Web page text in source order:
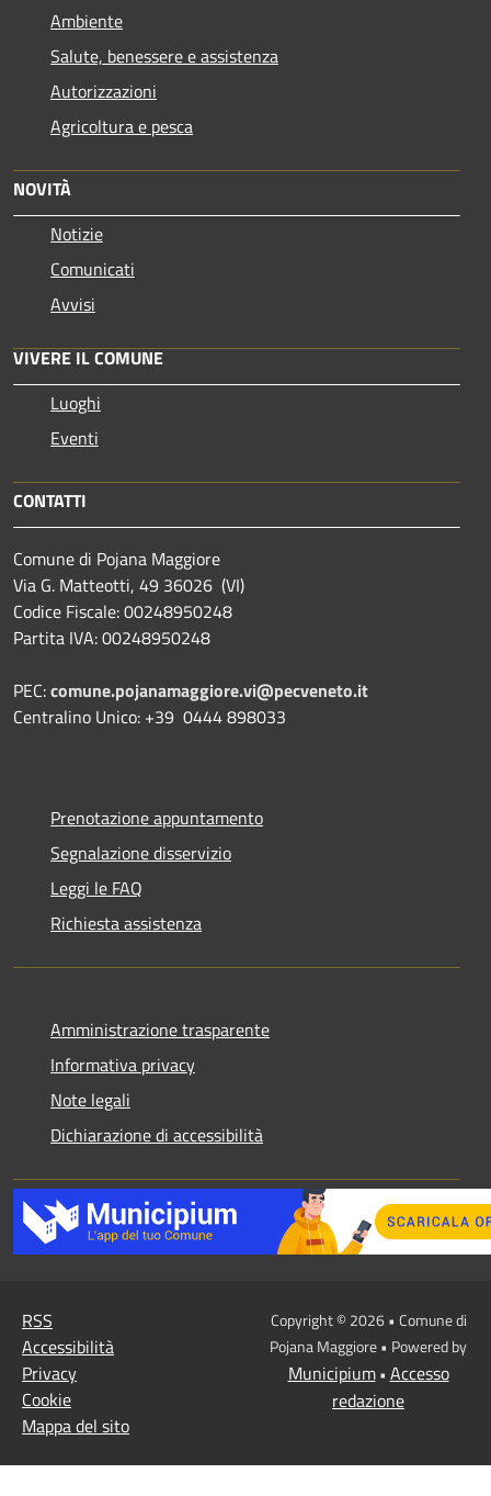
Ambiente
Salute, benessere e assistenza
Autorizzazioni
Agricoltura e pesca
NOVITÀ
Notizie
Comunicati
Avvisi
VIVERE IL COMUNE
Luoghi
Eventi
CONTATTI
Comune di Pojana Maggiore
Via G. Matteotti, 49 36026 (VI)
Codice Fiscale: 00248950248
Partita IVA: 00248950248
PEC:comune.pojanamaggiore.vi@pecveneto.it
Centralino Unico: +39 0444 898033
Prenotazione appuntamento
Segnalazione disservizio
Leggi le FAQ
Richiesta assistenza
Amministrazione trasparente
Informativa privacy
Note legali
Dichiarazione di accessibilità
RSS
Accessibilità
Privacy
Cookie
Mappa del sito
Copyright © 2026 • Comune di
Pojana Maggiore • Powered by
Municipium• Accesso
redazione